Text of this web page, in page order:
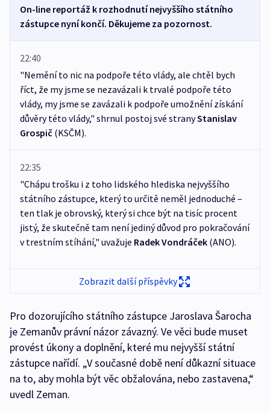
On-line reportáž k rozhodnutí nejvyššího státního
zástupce nyní končí. Děkujeme za pozornost.
22:40
"Nemění to nic na podpoře této vlády, ale chtěl bych
říct, že my jsme se nezavázali k trvalé podpoře této
vlády, my jsme se zavázali k podpoře umožnění získání
důvěry této vlády," shrnul postoj své stranyStanislav
Grospič (KSČM).
22:35
"Chápu trošku i z toho lidského hlediska nejvyššího
státního zástupce, který to určitě neměl jednoduché –
ten tlak je obrovský, který si chce být na tisíc procent
jistý, že skutečně tam není jediný důvod pro pokračování
v trestním stíhání," uvažuje Radek Vondráček (ANO).
Zobrazit další příspěvky
Pro dozorujícího státního zástupce Jaroslava Šarocha
je Zemanův právní názor závazný. Ve věci bude muset
provést úkony a doplnění, které mu nejvyšší státní
zástupce nařídí. „V současné době není důkazní situace
na to, aby mohla být věc obžalována, nebo zastavena,“
uvedl Zeman.